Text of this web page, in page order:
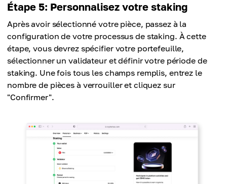
Étape 5: Personnalisez votre staking
Après avoir sélectionné votre pièce, passez à la
configuration de votre processus de staking. À cette
étape, vous devrez spécifier votre portefeuille,
sélectionner un validateur et définir votre période de
staking. Une fois tous les champs remplis, entrez le
nombre de pièces à verrouiller et cliquez sur
"Confirmer".